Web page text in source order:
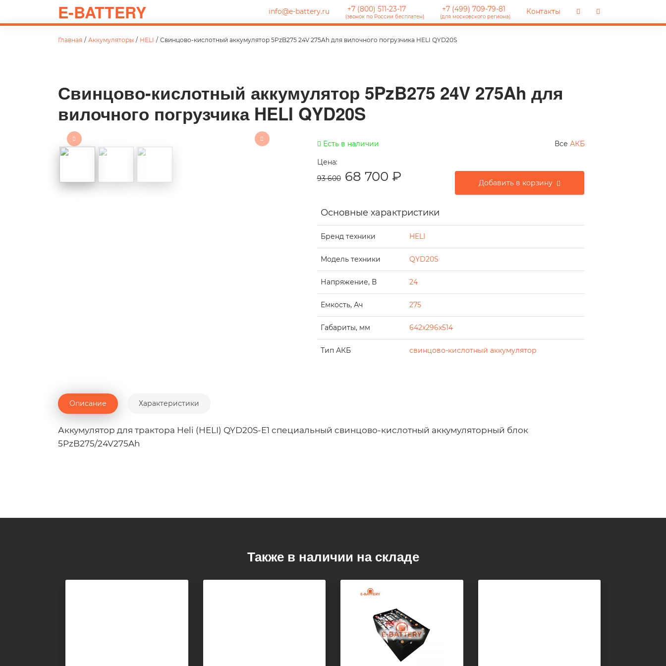
E-BATTERY info@e-battery.ru +7 (800) 511-23-17
(звонок по России бесплатен)
+7 (499) 709-79-81
(для московского региона)
Контакты
Главная / Аккумуляторы / HELI / Свинцово-кислотный аккумулятор 5PzB275 24V 275Ah для вилочного погрузчика HELI QYD20S
Свинцово-кислотный аккумулятор 5PzB275 24V 275Ah для
вилочного погрузчика HELI QYD20S
Есть в наличии Все АКБ
Цена:
93 600 68 700 ₽ Добавить в корзину
Основные характристики
Бренд техники HELI
Модель техники QYD20S
Напряжение, В 24
Емкость, Ач 275
Габариты, мм 642x296x514
Тип АКБ свинцово-кислотный аккумулятор
Описание Характеристики
Аккумулятор для трактора Heli (HELI) QYD20S-E1 специальный свинцово-кислотный аккумуляторный блок
5PzB275/24V275Ah
Также в наличии на складе